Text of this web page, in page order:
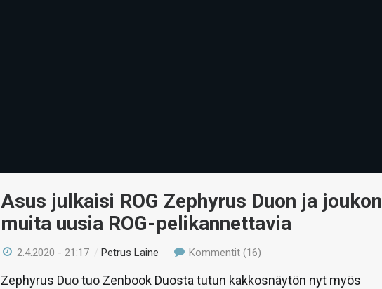
Asus julkaisi ROG Zephyrus Duon ja joukon
muita uusia ROG-pelikannettavia
2.4.2020 - 21:17 /Petrus Laine Kommentit (16)
Zephyrus Duo tuo Zenbook Duosta tutun kakkosnäytön nyt myös